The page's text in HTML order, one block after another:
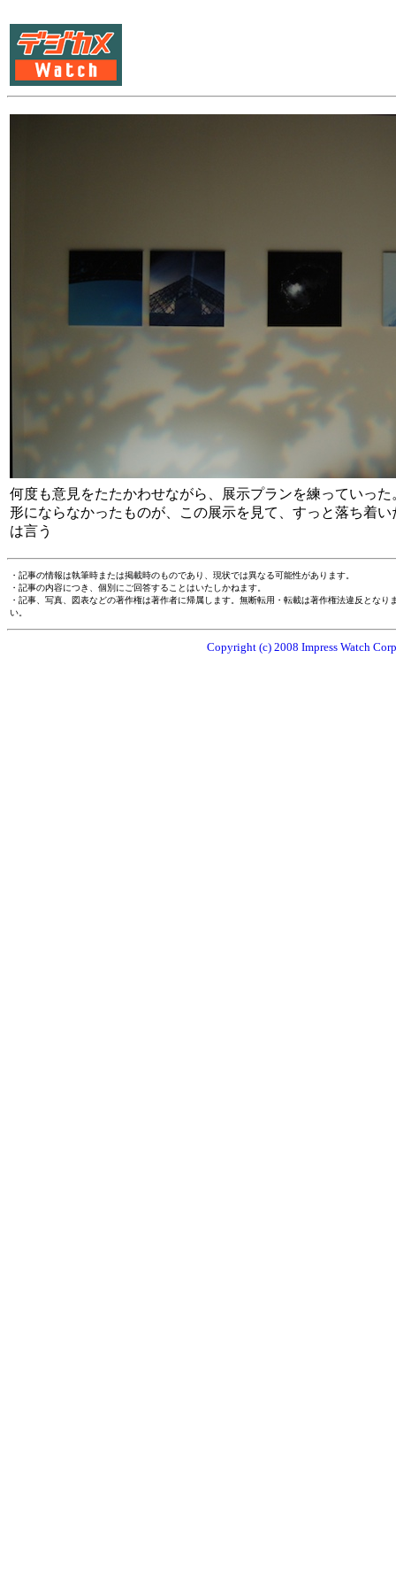
何度も意見をたたかわせながら、展示プランを練っていっ
形にならなかったものが、この展示を見て、すっと落ち着
は言う
・記事の情報は執筆時または掲載時のものであり、現状では異なる可能性があります。
・記事の内容につき、個別にご回答することはいたしかねます。
・記事、写真、図表などの著作権は著作者に帰属します。無断転用・転載は著作権法違反とな
い。
Copyright (c) 2008 Impress Watch